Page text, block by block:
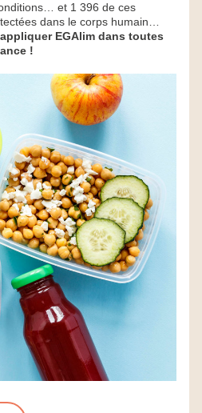
et 1 396 de ces
EGAlim dans toutes
!